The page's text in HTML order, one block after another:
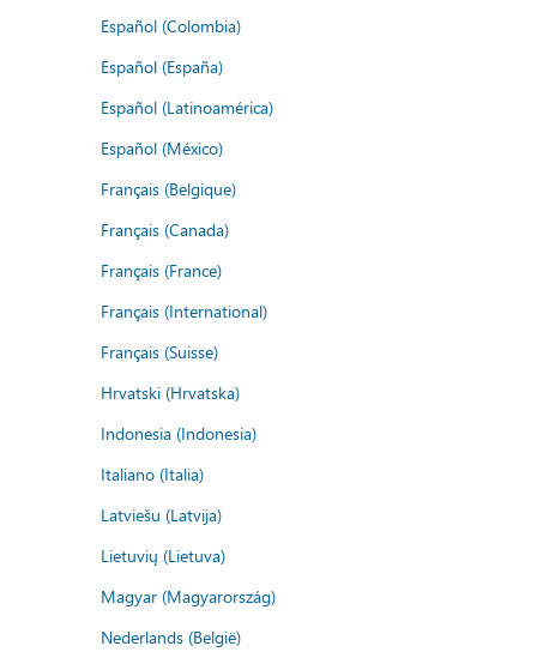
Español (Colombia)
Español (España)
Español (Latinoamérica)
Español (México)
Français (Belgique)
Français (Canada)
Français (France)
Français (International)
Français (Suisse)
Hrvatski (Hrvatska)
Indonesia (Indonesia)
Italiano (Italia)
Latviešu (Latvija)
Lietuvių (Lietuva)
Magyar (Magyarország)
Nederlands (België)